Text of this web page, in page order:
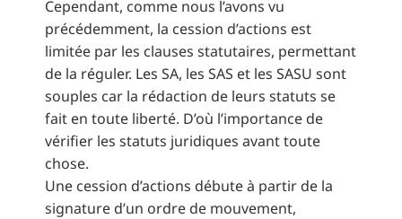
Cependant, comme nous l’avons vu
précédemment, la cession d’actions est
limitée par les clauses statutaires, permettant
de la réguler. Les SA, les SAS et les SASU sont
souples car la rédaction de leurs statuts se
fait en toute liberté. D’où l’importance de
vérifier les statuts juridiques avant toute
chose.
Une cession d’actions débute à partir de la
signature d’un ordre de mouvement,